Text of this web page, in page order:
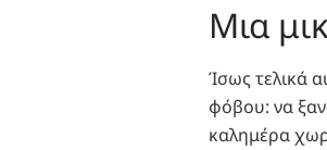
Μια
Ίσως τελικά
φόβου: να
καλημέρα